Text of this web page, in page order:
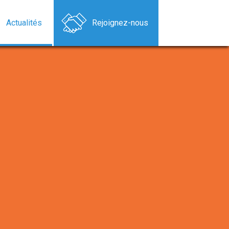
Actualités Rejoignez-nous